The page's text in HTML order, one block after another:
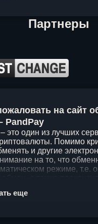
Партнеры
на сайт
PandPay
это один из лучших
Помимо
и другие
на то, что
режиме, т.е.
поэтому стараемся
еще